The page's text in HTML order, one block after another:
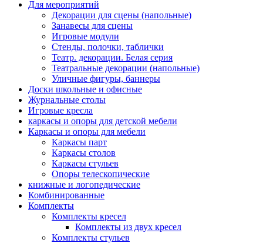
Для мероприятий
Декорации для сцены (напольные)
Занавесы для сцены
Игровые модули
Стенды, полочки, таблички
Театр. декорации. Белая серия
Театральные декорации (напольные)
Уличные фигуры, баннеры
Доски школьные и офисные
Журнальные столы
Игровые кресла
каркасы и опоры для детской мебели
Каркасы и опоры для мебели
Каркасы парт
Каркасы столов
Каркасы стульев
Опоры телескопические
книжные и логопедические
Комбинированные
Комплекты
Комплекты кресел
Комплекты из двух кресел
Комплекты стульев